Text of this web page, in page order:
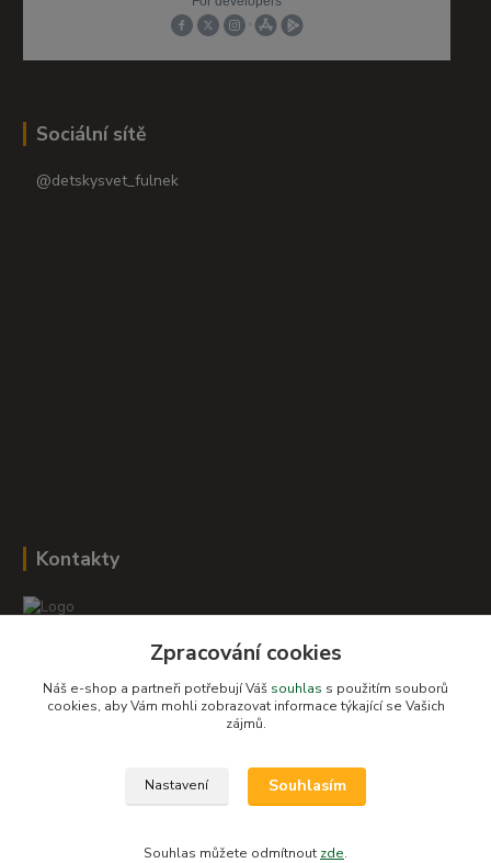
Sociální sítě
@detskysvet_fulnek
Kontakty
+420 604 278 943
obchod-detskysvet@seznam.cz
Zpracování cookies
Náš e-shop a partneři potřebují Váš souhlas s použitím souborů
cookies, aby Vám mohli zobrazovat informace týkající se Vašich
zájmů.
Nastavení Souhlasím
Souhlas můžete odmítnout zde.